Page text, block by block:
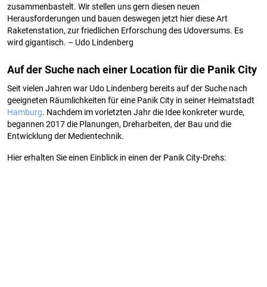
zusammenbastelt. Wir stellen uns gern diesen neuen
Herausforderungen und bauen deswegen jetzt hier diese Art
Raketenstation, zur friedlichen Erforschung des Udoversums. Es
wird gigantisch. – Udo Lindenberg
Auf der Suche nach einer Location für die Panik City
Seit vielen Jahren war Udo Lindenberg bereits auf der Suche nach
geeigneten Räumlichkeiten für eine Panik City in seiner Heimatstadt
Hamburg. Nachdem im vorletzten Jahr die Idee konkreter wurde,
begannen 2017 die Planungen, Dreharbeiten, der Bau und die
Entwicklung der Medientechnik.
Hier erhalten Sie einen Einblick in einen der Panik City-Drehs: